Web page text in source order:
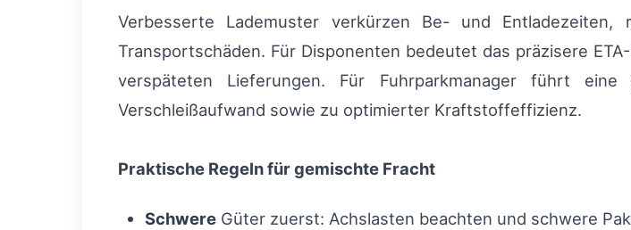
Verbesserte Lademuster verkürzen Be- und
Transportschäden. Für Disponenten bedeutet das präzisere
verspäteten Lieferungen. Für Fuhrparkmanager führt
Verschleißaufwand sowie zu optimierter Kraftstoffeffizienz.
Praktische Regeln für gemischte Fracht
Schwere Güter zuerst: Achslasten beachten und schwere